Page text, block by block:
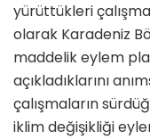
yürüttükleri
olarak Karadeniz
maddelik eylem
açıkladıklarını
çalışmaların
iklim değişikliği